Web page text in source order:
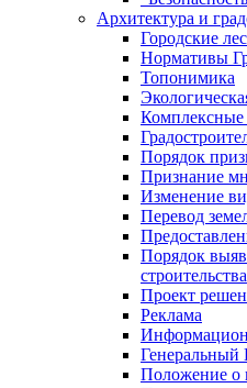
Архитектура и
Городские
Нормативы
Топонимика
Порядок
Признание
Изменение
Перевод
Порядок
строительства
Проект
Реклама
Генеральный
Положение о